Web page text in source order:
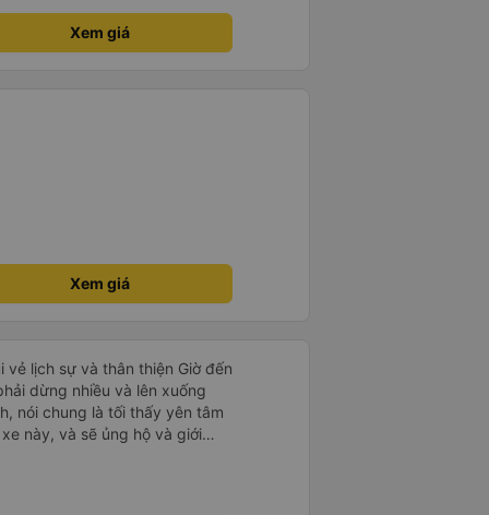
Xem giá
Xem giá
vẻ lịch sự và thân thiện Giờ đến
dừng nhiều và lên xuống
nói chung là tối thấy yên tâm
này, và sẽ ủng hộ và giới
vụ của nhà xe này